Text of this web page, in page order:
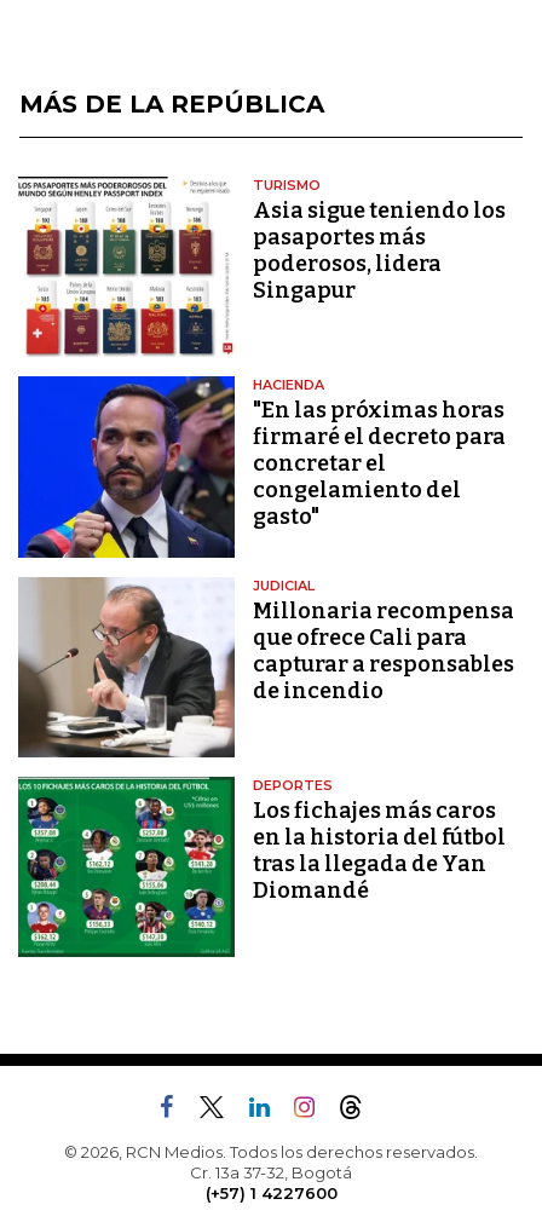
MÁS DE LA REPÚBLICA
TURISMO
Asia sigue teniendo los
pasaportes más
poderosos, lidera
Singapur
HACIENDA
"En las próximas horas
firmaré el decreto para
concretar el
congelamiento del
gasto"
JUDICIAL
Millonaria recompensa
que ofrece Cali para
capturar a responsables
de incendio
DEPORTES
Los fichajes más caros
en la historia del fútbol
tras la llegada de Yan
Diomandé
© 2026, RCN Medios. Todos los derechos reservados.
Cr. 13a 37-32, Bogotá
(+57) 1 4227600